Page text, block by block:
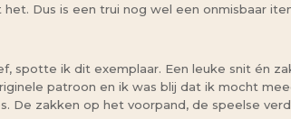
Dus is een trui nog wel een onmisbaar
spotte ik dit exemplaar. Een leuke snit én
patroon en ik was blij dat ik mocht
De zakken op het voorpand, de speelse